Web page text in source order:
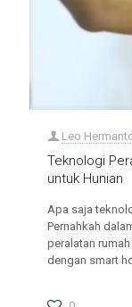
Leo
Teknologi
untuk Hunian
Apa saja
Pernahkah
peralatan
dengan smart